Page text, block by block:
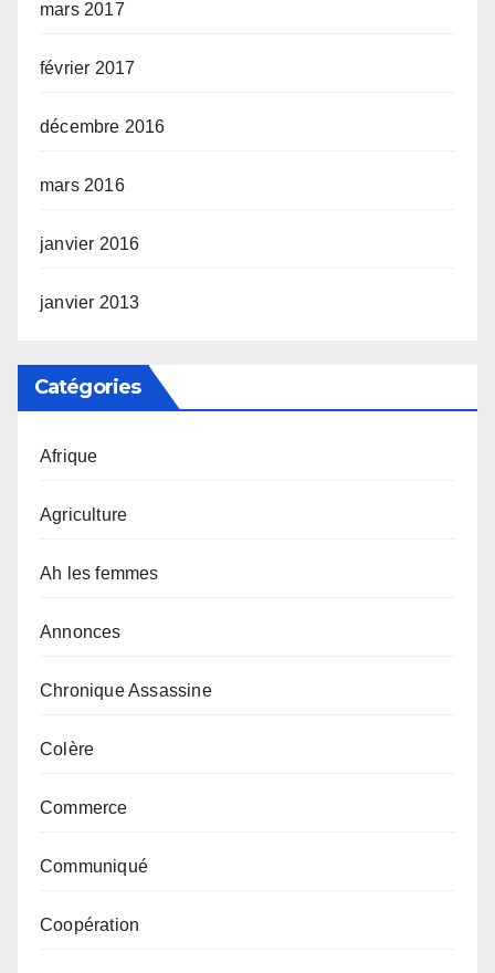
mars 2017
février 2017
décembre 2016
mars 2016
janvier 2016
janvier 2013
Catégories
Afrique
Agriculture
Ah les femmes
Annonces
Chronique Assassine
Colère
Commerce
Communiqué
Coopération